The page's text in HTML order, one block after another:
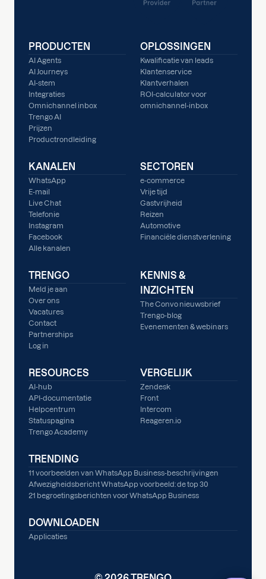
PRODUCTEN
AI Agents
AI Journeys
AI-stem
Integraties
Omnichannel inbox
Trengo AI
Prijzen
Productrondleiding
OPLOSSINGEN
Kwalificatie van leads
Klantenservice
Klantverhalen
ROI-calculator voor
omnichannel-inbox
KANALEN
WhatsApp
E-mail
Live Chat
Telefonie
Instagram
Facebook
Alle kanalen
SECTOREN
e-commerce
Vrije tijd
Gastvrijheid
Reizen
Automotive
Financiële dienstverlening
TRENGO
Meld je aan
Over ons
Vacatures
Contact
Partnerships
Log in
KENNIS &
INZICHTEN
The Convo nieuwsbrief
Trengo-blog
Evenementen & webinars
RESOURCES
AI-hub
API-documentatie
Helpcentrum
Statuspagina
Trengo Academy
VERGELIJK
Zendesk
Front
Intercom
Reageren.io
TRENDING
11 voorbeelden van WhatsApp Business-beschrijvingen
Afwezigheidsbericht WhatsApp voorbeeld: de top 30
21 begroetingsberichten voor WhatsApp Business
DOWNLOADEN
Applicaties